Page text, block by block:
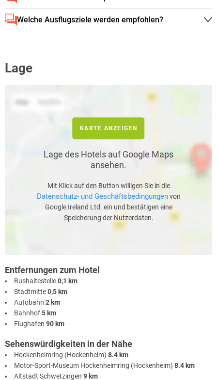
Welche Ausflugsziele werden empfohlen?
Lage
KARTE ANZEIGEN
Lage des Hotels auf Google Maps
ansehen.
Mit Klick auf den Button willigen Sie in die
Datenschutz- und Geschäftsbedingungenvon
Google Ireland Ltd. ein und bestätigen eine
Speicherung der Nutzerdaten.
Entfernungen zum Hotel
Bushaltestelle0,1 km
Stadtmitte0,5 km
Autobahn 2 km
Bahnhof5 km
Flughafen 90 km
Sehenswürdigkeiten in der Nähe
Hockenheimring (Hockenheim) 8.4 km
Motor-Sport-Museum Hockenheimring (Hockenheim) 8.4 km
Altstadt Schwetzingen 9 km